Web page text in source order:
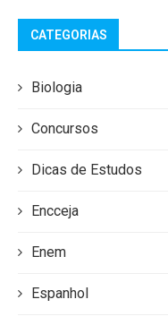
CATEGORIAS
Biologia
Concursos
Dicas de Estudos
Encceja
Enem
Espanhol